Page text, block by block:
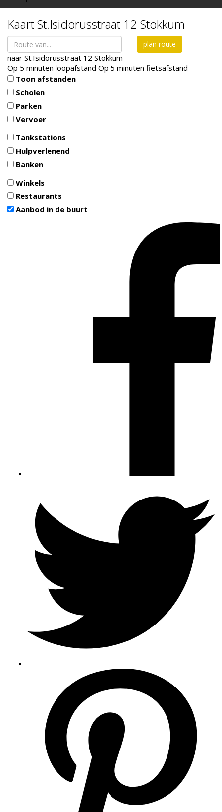
KaartSt.Isidorusstraat 12 Stokkum
plan route
naar St.Isidorusstraat 12 Stokkum
Op 5 minuten loopafstand Op 5 minuten fietsafstand
Toon afstanden
Scholen
Parken
Vervoer
Tankstations
Hulpverlenend
Banken
Winkels
Restaurants
Aanbod in de buurt